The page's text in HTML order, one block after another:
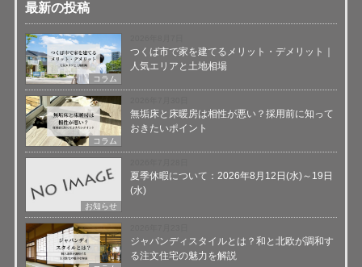
最新の投稿
コラム
つくば市で家を建てるメリット・デメリット｜
人気エリアと土地相場
コラム
無垢床と床暖房は相性が悪い？採用前に知って
おきたいポイント
お知らせ
夏季休暇について：2026年8月12日(水)～19日
(水)
ジャパンディスタイルとは？和と北欧が調和す
る注文住宅の魅力を解説